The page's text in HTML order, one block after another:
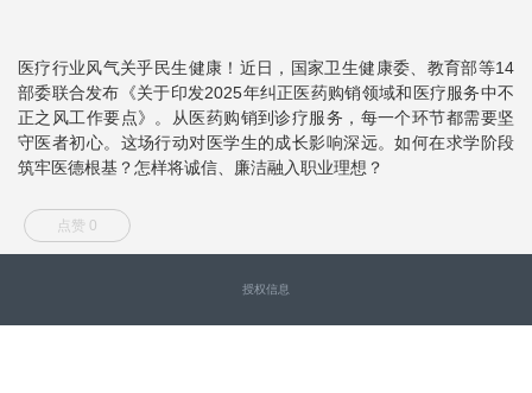
医疗行业风气关乎民生健康！近日，国家卫生健康委、教育部等14
部委联合发布《关于印发2025年纠正医药购销领域和医疗服务中不
正之风工作要点》。从医药购销到诊疗服务，每一个环节都需要坚
守医者初心。这场行动对医学生的成长影响深远。如何在求学阶段
筑牢医德根基？怎样将诚信、廉洁融入职业理想？
点赞 0
授权信息